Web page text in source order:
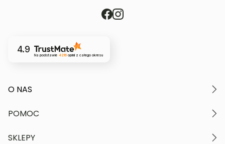
4.9
Na podstawie 4216opinii z całego okresu
O NAS
Nasze wartości
Kontakt
POMOC
SKLEPY